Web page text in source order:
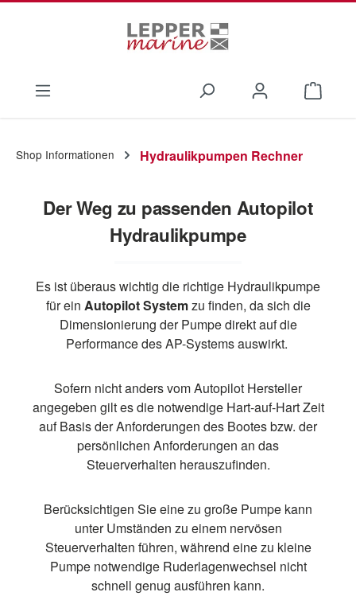
Shop Informationen Hydraulikpumpen Rechner
Der Weg zu passenden Autopilot
Hydraulikpumpe
Es ist überaus wichtig die richtige Hydraulikpumpe
für ein Autopilot Systemzu finden, da sich die
Dimensionierung der Pumpe direkt auf die
Performance des AP-Systems auswirkt.
Sofern nicht anders vom Autopilot Hersteller
angegeben gilt es die notwendige Hart-auf-Hart Zeit
auf Basis der Anforderungen des Bootes bzw. der
persönlichen Anforderungen an das
Steuerverhalten herauszufinden.
Berücksichtigen Sie eine zu große Pumpe kann
unter Umständen zu einem nervösen
Steuerverhalten führen, während eine zu kleine
Pumpe notwendige Ruderlagenwechsel nicht
schnell genug ausführen kann.